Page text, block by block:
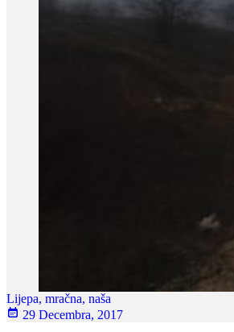
Lijepa, mračna, naša
29 Decembra, 2017